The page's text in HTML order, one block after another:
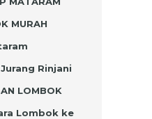
MURAH
Rinjani
LOMBOK
Lombok ke